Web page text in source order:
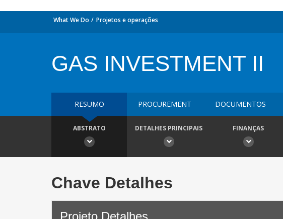
What We Do Projetos e operações
GAS INVESTMENT II
RESUMO PROCUREMENT DOCUMENTOS
ABSTRATO DETALHES PRINCIPAIS FINANÇAS
Chave Detalhes
Projeto Detalhes